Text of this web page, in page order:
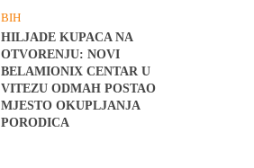
BIH
HILJADE KUPACA NA
OTVORENJU: NOVI
BELAMIONIX CENTAR U
VITEZU ODMAH POSTAO
MJESTO OKUPLJANJA
PORODICA